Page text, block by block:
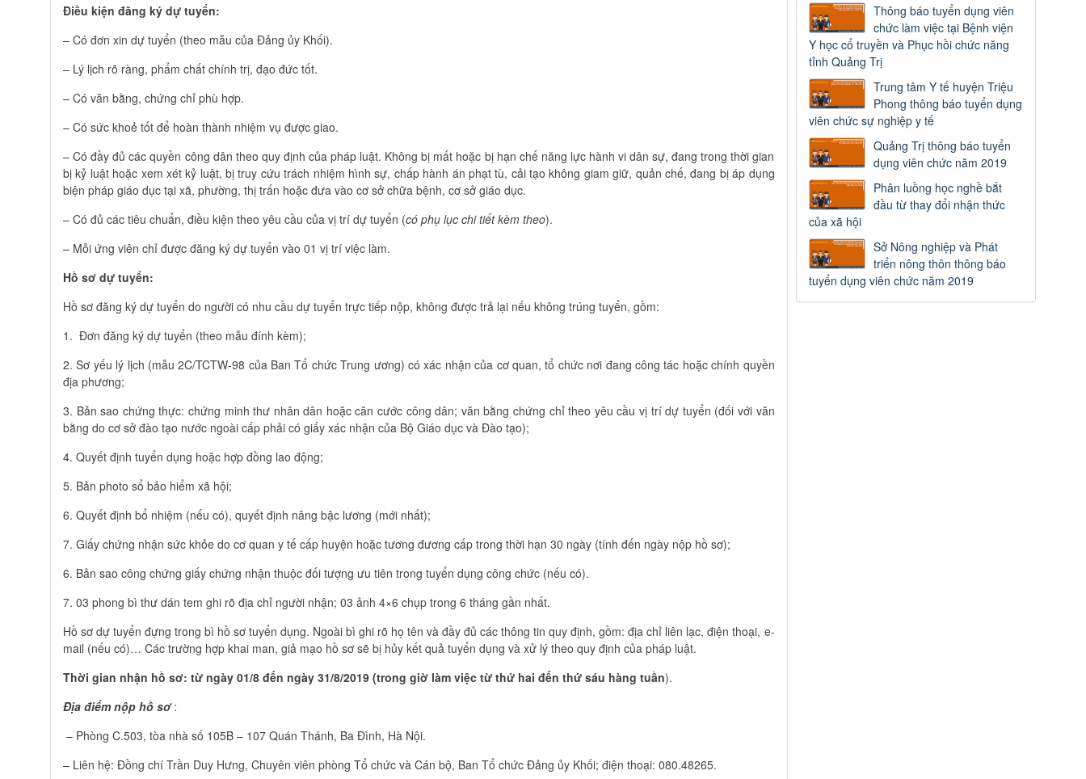
Điều kiện đăng ký dự tuyển:
– Có đơn xin dự tuyển (theo mẫu của Đảng ủy Khối).
– Lý lịch rõ ràng, phẩm chất chính trị, đạo đức tốt.
– Có văn bằng, chứng chỉ phù hợp.
– Có sức khoẻ tốt để hoàn thành nhiệm vụ được giao.
– Có đầy đủ các quyền công dân theo quy định của pháp luật. Không bị mất hoặc bị hạn chế năng lực hành vi dân sự, đang trong thời gian
bị kỷ luật hoặc xem xét kỷ luật, bị truy cứu trách nhiệm hình sự, chấp hành án phạt tù, cải tạo không giam giữ, quản chế, đang bị áp dụng
biện pháp giáo dục tại xã, phường, thị trấn hoặc đưa vào cơ sở chữa bệnh, cơ sở giáo dục.
– Có đủ các tiêu chuẩn, điều kiện theo yêu cầu của vị trí dự tuyển (có phụ lục chi tiết kèm theo).
– Mỗi ứng viên chỉ được đăng ký dự tuyển vào 01 vị trí việc làm.
Hồ sơ dự tuyển:
Hồ sơ đăng ký dự tuyển do người có nhu cầu dự tuyển trực tiếp nộp, không được trả lại nếu không trúng tuyển, gồm:
1. Đơn đăng ký dự tuyển (theo mẫu đính kèm);
2. Sơ yếu lý lịch (mẫu 2C/TCTW-98 của Ban Tổ chức Trung ương) có xác nhận của cơ quan, tổ chức nơi đang công tác hoặc chính quyền
địa phương;
3. Bản sao chứng thực: chứng minh thư nhân dân hoặc căn cước công dân; văn bằng chứng chỉ theo yêu cầu vị trí dự tuyển (đối với văn
bằng do cơ sở đào tạo nước ngoài cấp phải có giấy xác nhận của Bộ Giáo dục và Đào tạo);
4. Quyết định tuyển dụng hoặc hợp đồng lao động;
5. Bản photo sổ bảo hiểm xã hội;
6. Quyết định bổ nhiệm (nếu có), quyết định nâng bậc lương (mới nhất);
7. Giấy chứng nhận sức khỏe do cơ quan y tế cấp huyện hoặc tương đương cấp trong thời hạn 30 ngày (tính đến ngày nộp hồ sơ);
6. Bản sao công chứng giấy chứng nhận thuộc đối tượng ưu tiên trong tuyển dụng công chức (nếu có).
7. 03 phong bì thư dán tem ghi rõ địa chỉ người nhận; 03 ảnh 4×6 chụp trong 6 tháng gần nhất.
Hồ sơ dự tuyển đựng trong bì hồ sơ tuyển dụng. Ngoài bì ghi rõ họ tên và đầy đủ các thông tin quy định, gồm: địa chỉ liên lạc, điện thoại, e-
mail (nếu có)… Các trường hợp khai man, giả mạo hồ sơ sẽ bị hủy kết quả tuyển dụng và xử lý theo quy định của pháp luật.
Thời gian nhận hồ sơ: từ ngày 01/8 đến ngày 31/8/2019 (trong giờ làm việc từ thứ hai đến thứ sáu hàng tuần).
Địa điểm nộp hồ sơ:
– Phòng C.503, tòa nhà số 105B – 107 Quán Thánh, Ba Đình, Hà Nội.
– Liên hệ: Đồng chí Trần Duy Hưng, Chuyên viên phòng Tổ chức và Cán bộ, Ban Tổ chức Đảng ủy Khối; điện thoại: 080.48265.
Thông báo tuyển dụng viên
chức làm việc tại Bệnh viện
Y học cổ truyền và Phục hồi chức năng
tỉnh Quảng Trị
Trung tâm Y tế huyện Triệu
Phong thông báo tuyển dụng
viên chức sự nghiệp y tế
Quảng Trị thông báo tuyển
dụng viên chức năm 2019
Phân luồng học nghề bắt
đầu từ thay đổi nhận thức
của xã hội
Sở Nông nghiệp và Phát
triển nông thôn thông báo
tuyển dụng viên chức năm 2019